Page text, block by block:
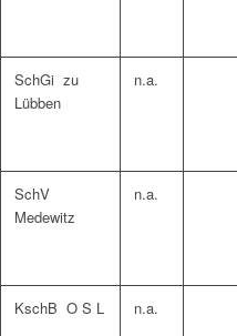
SchGi zu
Lübben
n.a.
SchV
Medewitz
n.a.
KschB O S L n.a.